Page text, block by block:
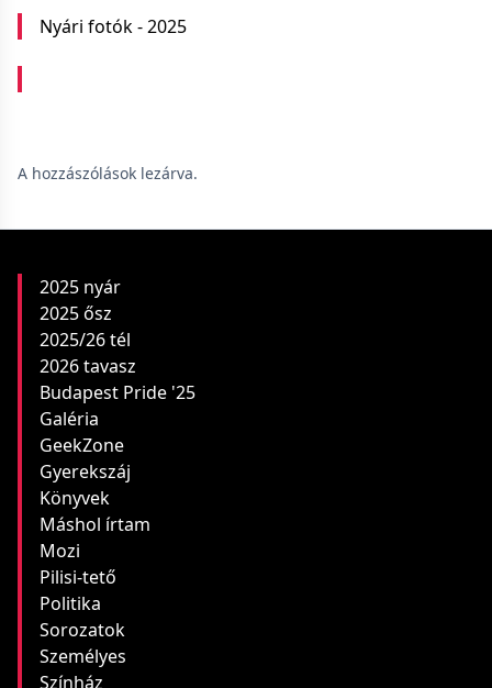
Nyári fotók - 2025
A hozzászólások lezárva.
2025 nyár
2025 ősz
2025/26 tél
2026 tavasz
Budapest Pride '25
Galéria
GeekZone
Gyerekszáj
Könyvek
Máshol írtam
Mozi
Pilisi-tető
Politika
Sorozatok
Személyes
Színház